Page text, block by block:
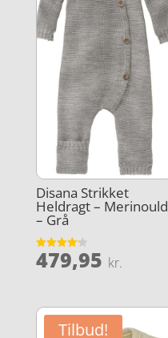
Disana Strikket
Heldragt – Merinould
– Grå
Vurderet
4.2
479,95 kr.
Tilbud!